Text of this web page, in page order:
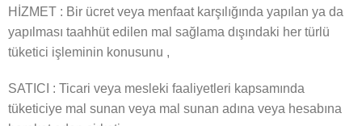
HİZMET : Bir ücret veya menfaat karşılığında yapılan ya da
yapılması taahhüt edilen mal sağlama dışındaki her türlü
tüketici işleminin konusunu ,
SATICI : Ticari veya mesleki faaliyetleri kapsamında
tüketiciye mal sunan veya mal sunan adına veya hesabına